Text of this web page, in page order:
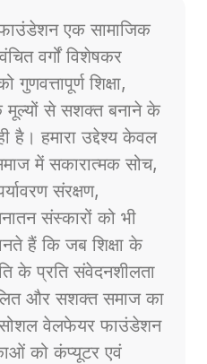
एक सामाजिक
वर्गों विशेषकर
शिक्षा,
मूल्यों से सशक्त बनाने के
है। हमारा उद्देश्य केवल
में सकारात्मक सोच,
संरक्षण,
संस्कारों को भी
हैं कि जब शिक्षा के
के प्रति संवेदनशीलता
और सशक्त समाज का
सोशल वेलफेयर फाउंडेशन
को कंप्यूटर एवं